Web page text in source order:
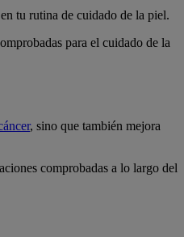
tu rutina de cuidado de la piel.
para el cuidado de la
, sino que también mejora
comprobadas a lo largo del